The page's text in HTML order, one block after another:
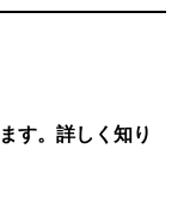
す。詳しく知り